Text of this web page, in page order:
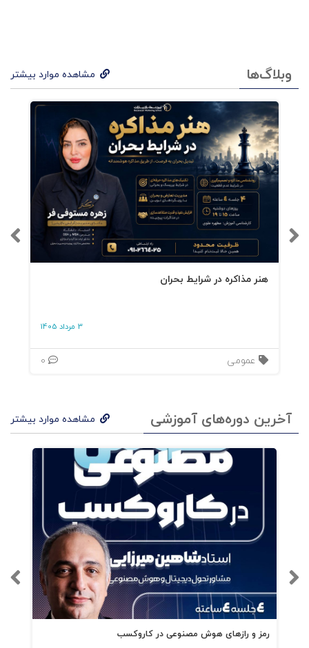
وبلاگ‌ها مشاهده موارد بیشتر
هنر مذاکره در شرایط بحران
3 مرداد 1405
عمومی
آخرین دوره‌های آموزشی مشاهده موارد بیشتر
رمز و رازهای هوش مصنوعی در کاروکسب